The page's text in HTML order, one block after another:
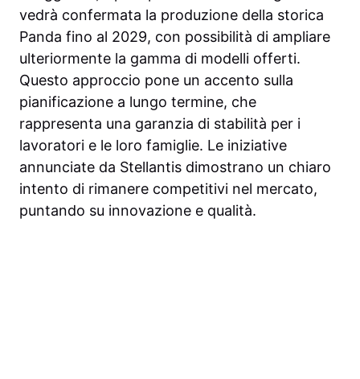
vedrà confermata la produzione della storica
Panda fino al 2029, con possibilità di ampliare
ulteriormente la gamma di modelli offerti.
Questo approccio pone un accento sulla
pianificazione a lungo termine, che
rappresenta una garanzia di stabilità per i
lavoratori e le loro famiglie. Le iniziative
annunciate da Stellantis dimostrano un chiaro
intento di rimanere competitivi nel mercato,
puntando su innovazione e qualità.